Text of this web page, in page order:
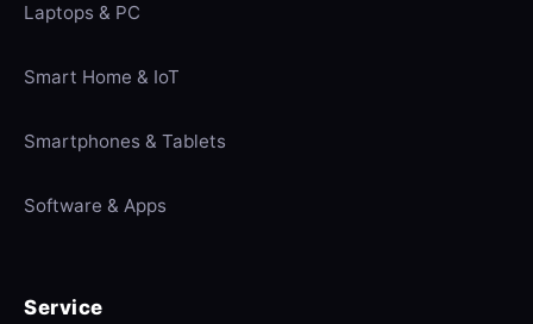
Laptops & PC
Smart Home & IoT
Smartphones & Tablets
Software & Apps
Service